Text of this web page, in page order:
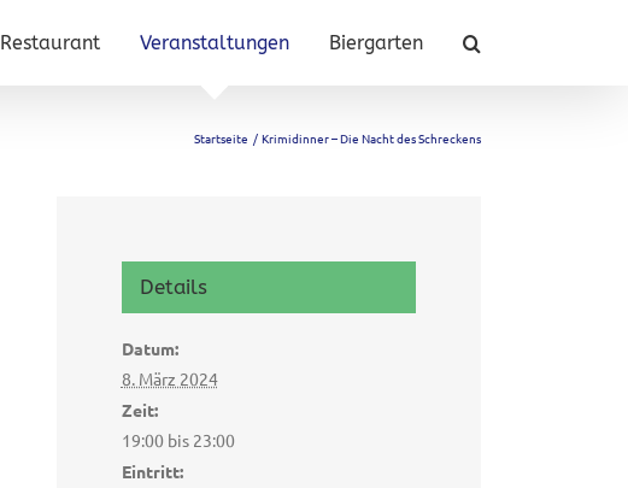
Restaurant Veranstaltungen Biergarten
Startseite Krimidinner – Die Nacht des Schreckens
Details
Datum:
8. März 2024
Zeit:
19:00 bis 23:00
Eintritt: